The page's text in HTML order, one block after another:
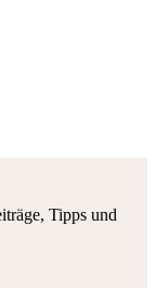
Tipps und